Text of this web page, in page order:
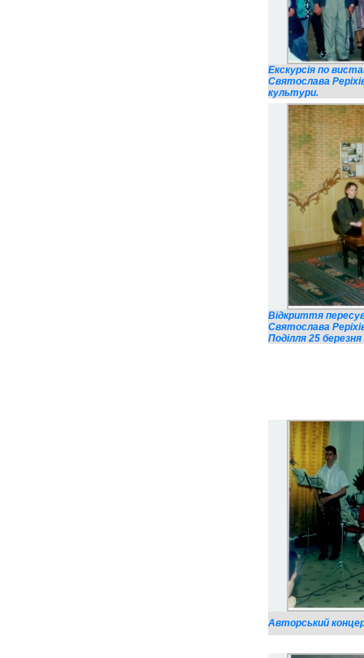
Екскурсія по
Святослава
культури.
Відкриття
Святослава
Поділля 25 березня
Авторський